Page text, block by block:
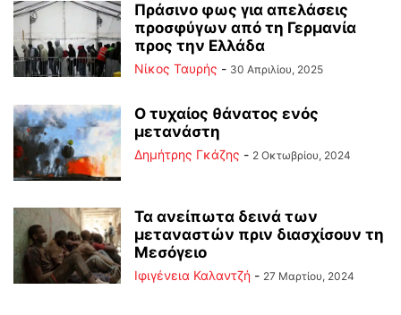
Πράσινο φως για απελάσεις
προσφύγων από τη Γερμανία
προς την Ελλάδα
Νίκος Ταυρής - 30 Απριλίου, 2025
Ο τυχαίος θάνατος ενός
μετανάστη
Δημήτρης Γκάζης - 2 Οκτωβρίου, 2024
Τα ανείπωτα δεινά των
μεταναστών πριν διασχίσουν τη
Μεσόγειο
Ιφιγένεια Καλαντζή - 27 Μαρτίου, 2024